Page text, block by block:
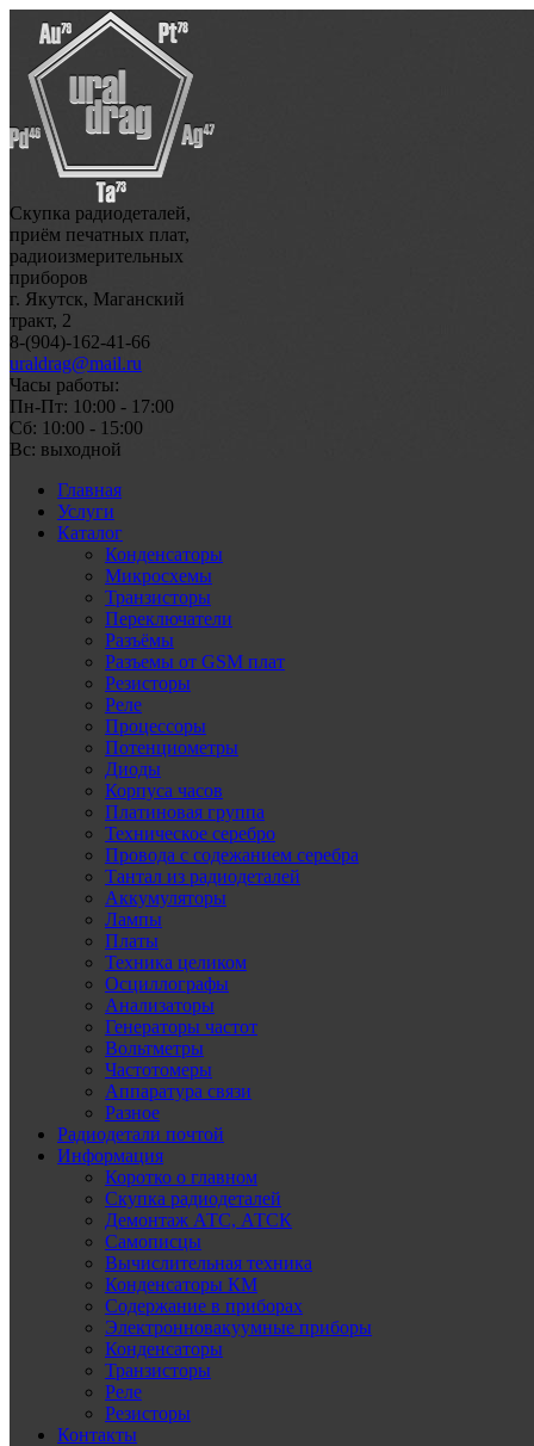
Скупка радиодеталей,
приём печатных плат,
радиоизмерительных
приборов
г. Якутск, Маганский
тракт, 2
8-(904)-162-41-66
uraldrag@mail.ru
Часы работы:
Пн-Пт: 10:00 - 17:00
Сб: 10:00 - 15:00
Вс: выходной
Главная
Услуги
Каталог
Конденсаторы
Микросхемы
Транзисторы
Переключатели
Разъёмы
Разъемы от GSM плат
Резисторы
Реле
Процессоры
Потенциометры
Диоды
Корпуса часов
Платиновая группа
Техническое серебро
Провода с содежанием серебра
Тантал из радиодеталей
Аккумуляторы
Лампы
Платы
Техника целиком
Осциллографы
Анализаторы
Генераторы частот
Вольтметры
Частотомеры
Аппаратура связи
Разное
Радиодетали почтой
Информация
Коротко о главном
Скупка радиодеталей
Демонтаж АТС, АТСК
Самописцы
Вычислительная техника
Конденсаторы КМ
Содержание в приборах
Электронновакуумные приборы
Конденсаторы
Транзисторы
Реле
Резисторы
Контакты